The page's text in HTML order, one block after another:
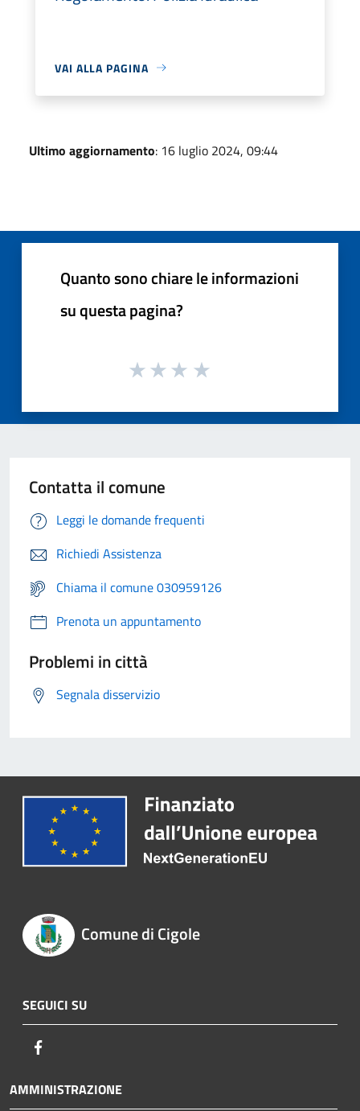
VAI ALLA PAGINA
Ultimo aggiornamento: 16 luglio 2024, 09:44
Quanto sono chiare le informazioni
su questa pagina?
Contatta il comune
Leggi le domande frequenti
Richiedi Assistenza
Chiama il comune 030959126
Prenota un appuntamento
Problemi in città
Segnala disservizio
Comune di Cigole
SEGUICI SU
AMMINISTRAZIONE